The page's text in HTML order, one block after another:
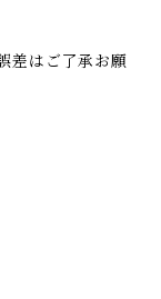
差はご了承お願